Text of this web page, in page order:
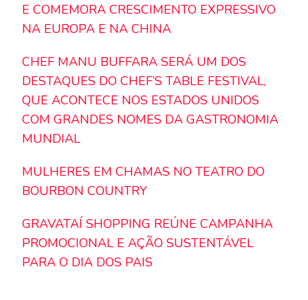
E COMEMORA CRESCIMENTO EXPRESSIVO
NA EUROPA E NA CHINA
CHEF MANU BUFFARA SERÁ UM DOS
DESTAQUES DO CHEF’S TABLE FESTIVAL,
QUE ACONTECE NOS ESTADOS UNIDOS
COM GRANDES NOMES DA GASTRONOMIA
MUNDIAL
MULHERES EM CHAMAS NO TEATRO DO
BOURBON COUNTRY
GRAVATAÍ SHOPPING REÚNE CAMPANHA
PROMOCIONAL E AÇÃO SUSTENTÁVEL
PARA O DIA DOS PAIS